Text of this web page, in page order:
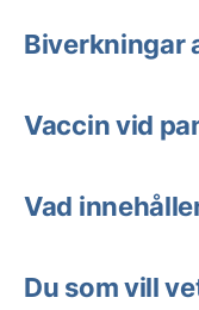
Biverkningar
Vaccin vid
Vad
Du som vill